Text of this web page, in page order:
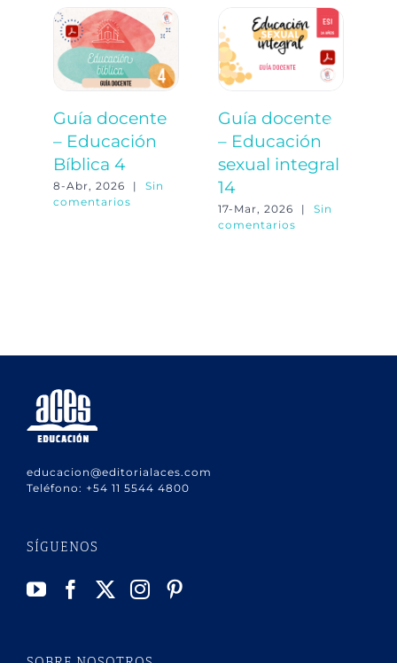
Guía docente
– Educación
Bíblica 4
8-Abr, 2026 |
Sin
comentarios
Guía docente
– Educación
sexual integral
14
17-Mar, 2026 |
Sin
comentarios
educacion@editorialaces.com
Teléfono: +54 11 5544 4800
SÍGUENOS